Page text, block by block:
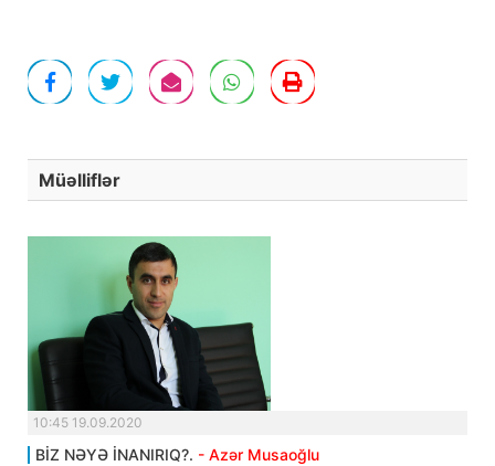
Müəlliflər
10:45 19.09.2020
BİZ NƏYƏ İNANIRIQ?. - Azər Musaoğlu